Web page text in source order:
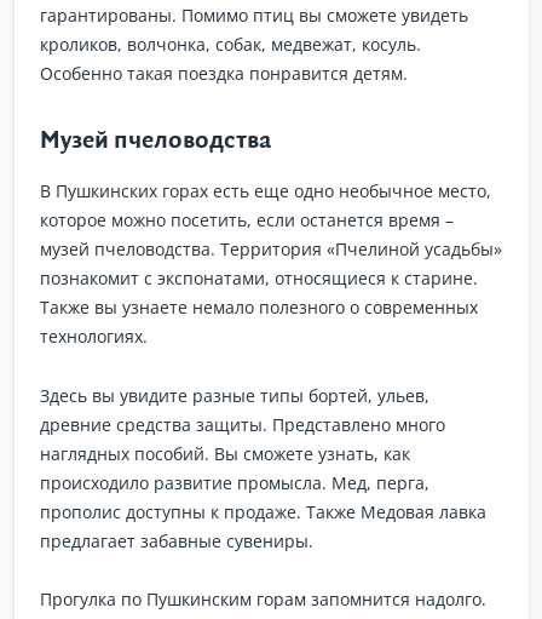
гарантированы. Помимо птиц вы сможете увидеть
кроликов, волчонка, собак, медвежат, косуль.
Особенно такая поездка понравится детям.
Музей пчеловодства
В Пушкинских горах есть еще одно необычное место,
которое можно посетить, если останется время –
музей пчеловодства. Территория «Пчелиной усадьбы»
познакомит с экспонатами, относящиеся к старине.
Также вы узнаете немало полезного о современных
технологиях.
Здесь вы увидите разные типы бортей, ульев,
древние средства защиты. Представлено много
наглядных пособий. Вы сможете узнать, как
происходило развитие промысла. Мед, перга,
прополис доступны к продаже. Также Медовая лавка
предлагает забавные сувениры.
Прогулка по Пушкинским горам запомнится надолго.